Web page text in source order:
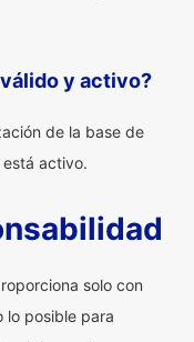
válido y activo?
de la base de
está activo.
solo con
lo posible para